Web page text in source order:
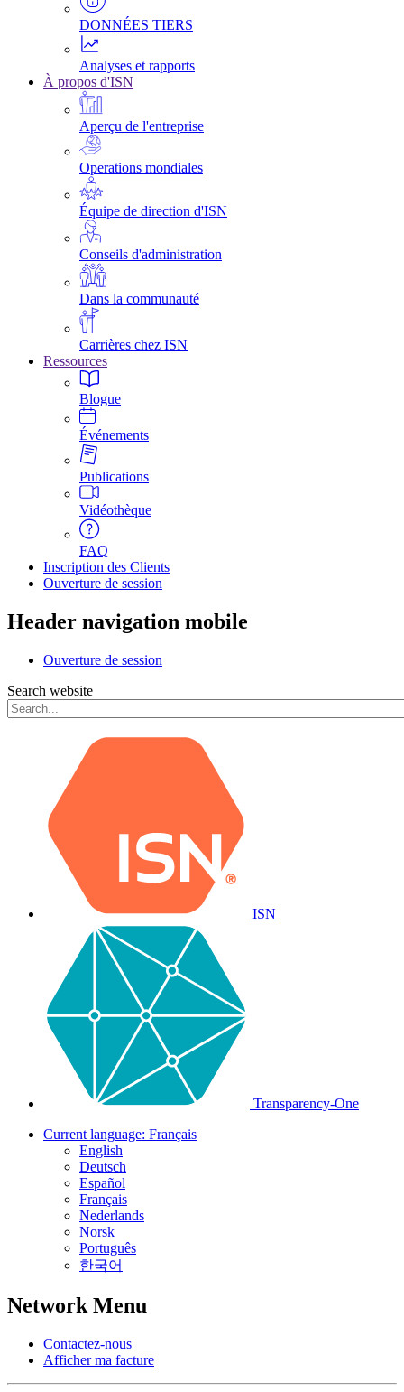
DONNÉES TIERS
Analyses et rapports
À propos d'ISN
Aperçu de l'entreprise
Operations mondiales
Équipe de direction d'ISN
Conseils d'administration
Dans la communauté
Carrières chez ISN
Ressources
Blogue
Événements
Publications
Vidéothèque
FAQ
Inscription des Clients
Ouverture de session
Header navigation mobile
Ouverture de session
Search website
ISN
Transparency-One
Current language: Français
English
Deutsch
Español
Français
Nederlands
Norsk
Português
한국어
Network Menu
Contactez-nous
Afficher ma facture